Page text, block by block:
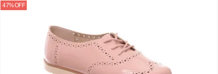
47% OFF